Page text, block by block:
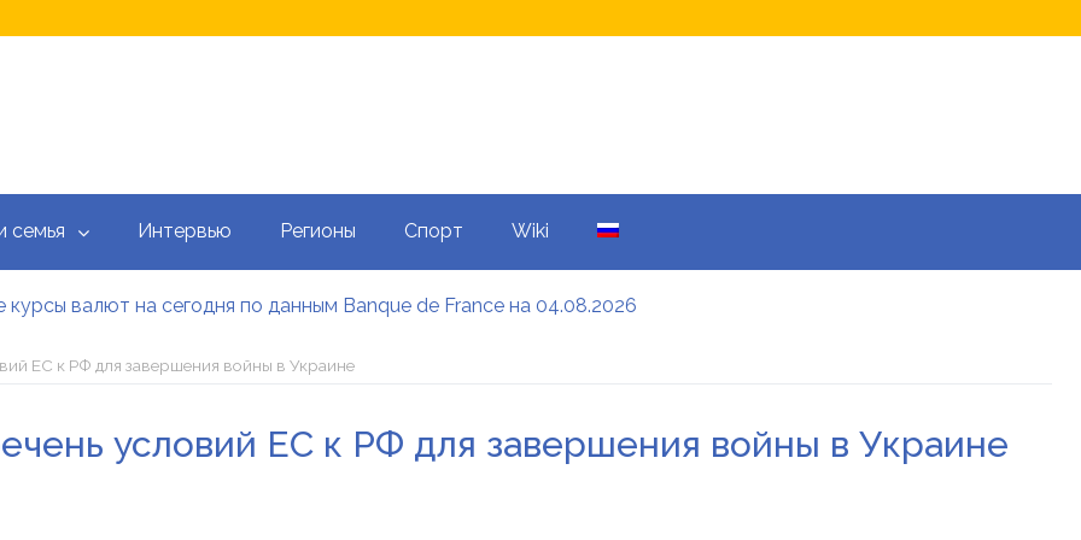
семья Интервью Регионы Спорт Wiki
курсы валют на сегодня по данным Banque de France на 04.08.2026
гривен военным: кто может получить эти выплаты, а кому не начислят
сегодня онлайн: Оперативный обзор НБУ, банков и обменников
ЕС к РФ для завершения войны в Украине
условий ЕС к РФ для завершения войны в Украине